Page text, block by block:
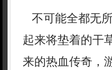
不可能全都无
起来将垫着的干
来的热血传奇，